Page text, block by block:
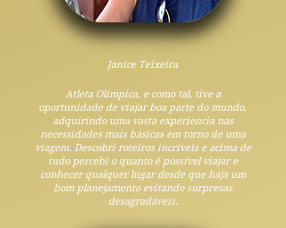
Janice Teixeira
Atleta Olímpica, e como tal, tive a
oportunidade de viajar boa parte do mundo,
adquirindo uma vasta experiencia nas
necessidades mais básicas em torno de uma
viagem. Descobri roteiros incríveis e acima de
tudo percebi o quanto é possível viajar e
conhecer qualquer lugar desde que haja um
bom planejamento evitando surpresas
desagradáveis.